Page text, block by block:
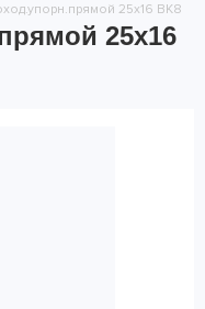
25х16 ВК8
25х16